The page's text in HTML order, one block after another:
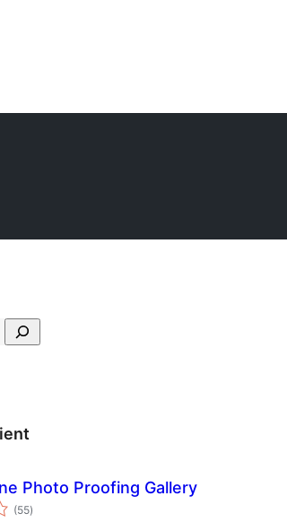
Photo Proofing Gallery
(55total
de
)